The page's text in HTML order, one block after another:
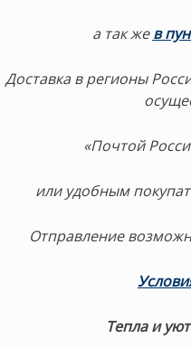
а так жев
Доставка в регионы
«Почтой
или удобным
Отправление
Тепла и